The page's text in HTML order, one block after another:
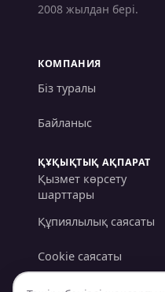
2008 жылдан бері.
КОМПАНИЯ
Біз туралы
Байланыс
ҚҰҚЫҚТЫҚ АҚПАРАТ
Қызмет көрсету
шарттары
Құпиялылық саясаты
Cookie саясаты